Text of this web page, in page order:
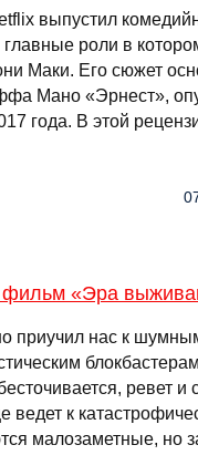
выпустил
роли в
Маки. Его сюжет
Мано «Эрнест»,
года. В этой
фильм «Эра
приучил нас к
ревет и
ведет к
малозаметные, но